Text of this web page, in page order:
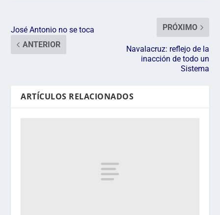
José Antonio no se toca
ANTERIOR
PRÓXIMO
Navalacruz: reflejo de la
inacción de todo un
Sistema
ARTÍCULOS RELACIONADOS